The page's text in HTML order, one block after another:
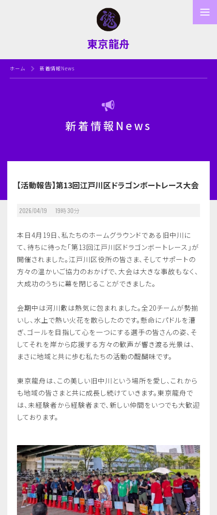
東京龍舟
ホーム 新着情報News
新着情報News
【活動報告】第13回江戸川区ドラゴンボートレース大会
2026/04/19 19時30分
​本日4月19日、私たちのホームグラウンドである旧中川に
て、待ちに待った「第13回江戸川区ドラゴンボートレース」が
開催されました。​江戸川区役所の皆さま、そしてサポートの
方々の温かいご協力のおかげで、大会は大きな事故もなく、
大成功のうちに幕を閉じることができました。
会期中は河川敷は熱気に包まれました。全20チームが勢揃
いし、水上で熱い火花を散らしたのです。懸命にパドルを漕
ぎ、ゴールを目指して心を一つにする選手の皆さんの姿、そ
してそれを岸から応援する方々の歓声が響き渡る光景は、
まさに地域と共に歩む私たちの活動の醍醐味です。
​東京龍舟は、この美しい旧中川という場所を愛し、これから
も地域の皆さまと共に成長し続けていきます。東京龍舟で
は、未経験者から経験者まで、新しい仲間をいつでも大歓迎
しております。